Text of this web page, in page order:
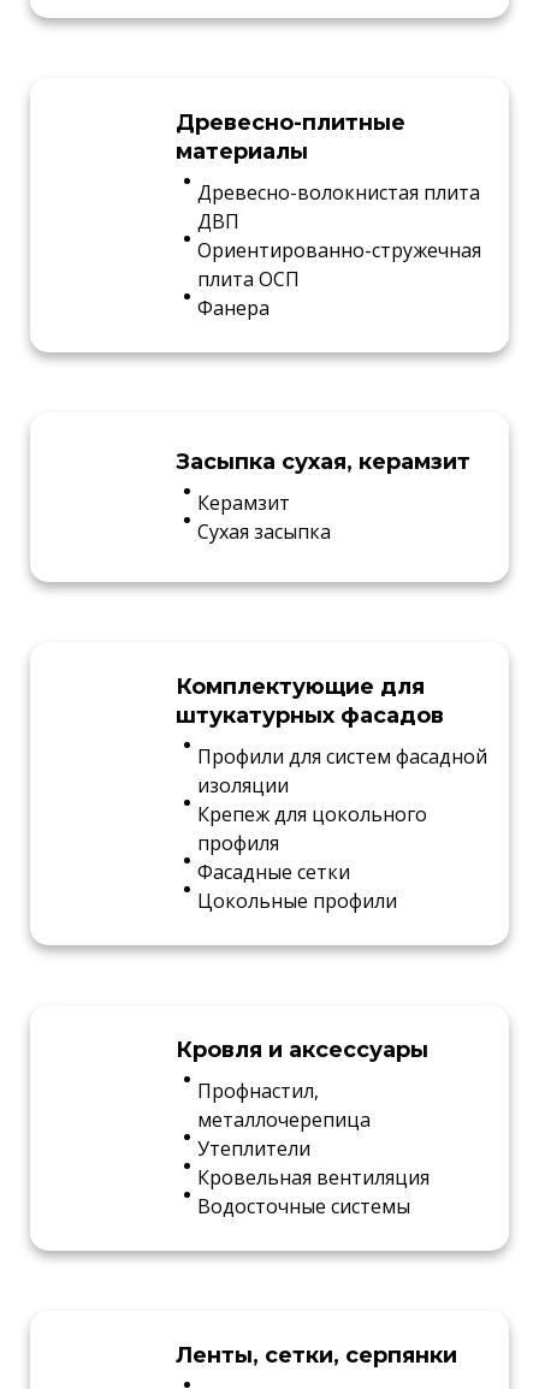
Древесно-плитные
материалы
Древесно-волокнистая плита
ДВП
Ориентированно-стружечная
плита ОСП
Фанера
Засыпка сухая, керамзит
Керамзит
Сухая засыпка
Комплектующие для
штукатурных фасадов
Профили для систем фасадной
изоляции
Крепеж для цокольного
профиля
Фасадные сетки
Цокольные профили
Кровля и аксессуары
Профнастил,
металлочерепица
Утеплители
Кровельная вентиляция
Водосточные системы
Ленты, сетки, серпянки